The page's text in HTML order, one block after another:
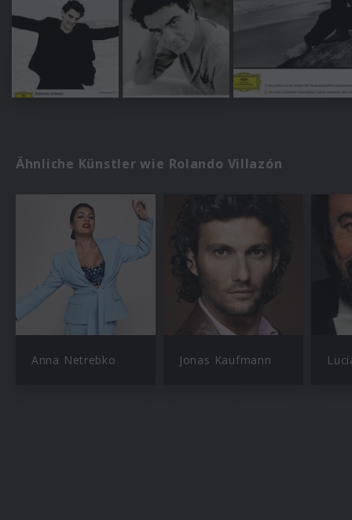
Ähnliche Künstler wie Rolando Villazón
Anna Netrebko Jonas Kaufmann